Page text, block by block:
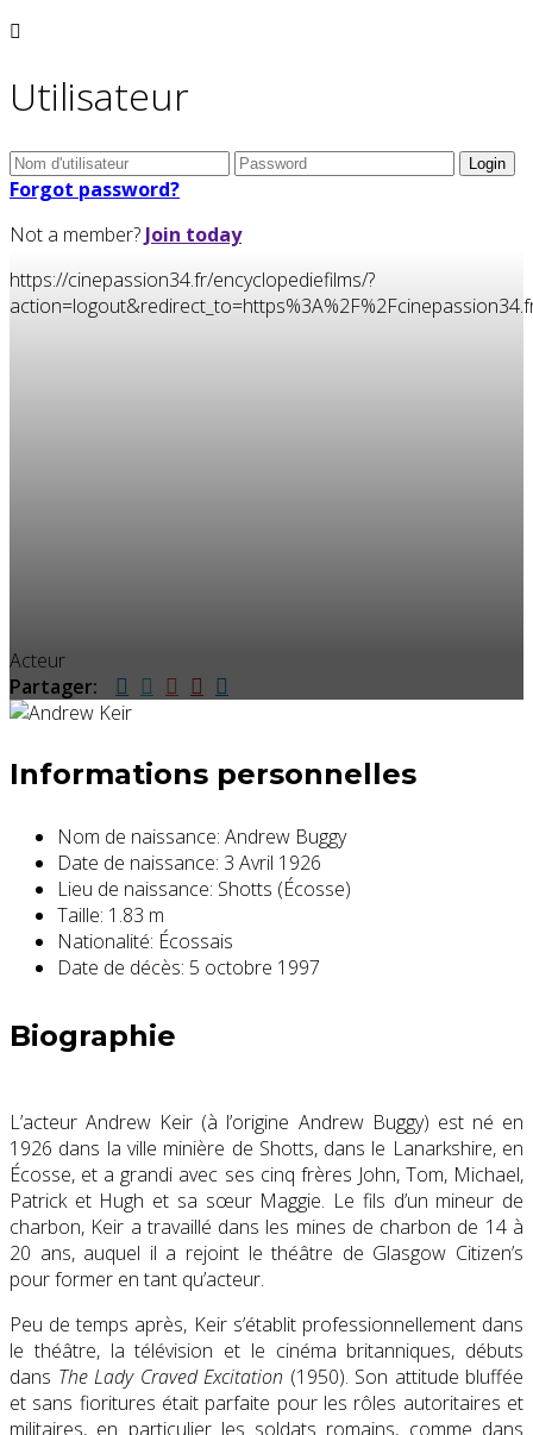
Utilisateur
Forgot password?
Not a member? Join today
https://cinepassion34.fr/encyclopediefilms/?
Acteur
Partager:
Informations personnelles
Nom de naissance: Andrew Buggy
Date de naissance: 3 Avril 1926
Lieu de naissance: Shotts (Écosse)
Taille: 1.83 m
Nationalité: Écossais
Date de décès: 5 octobre 1997
Biographie
L’acteur Andrew Keir (à l’origine Andrew Buggy) est né en
1926 dans la ville minière de Shotts, dans le Lanarkshire, en
Écosse, et a grandi avec ses cinq frères John, Tom, Michael,
Patrick et Hugh et sa sœur Maggie. Le fils d’un mineur de
charbon, Keir a travaillé dans les mines de charbon de 14 à
20 ans, auquel il a rejoint le théâtre de Glasgow Citizen’s
pour former en tant qu’acteur.
Peu de temps après, Keir s’établit professionnellement dans
le théâtre, la télévision et le cinéma britanniques, débuts
dans The Lady Craved Excitation (1950). Son attitude bluffée
et sans fioritures était parfaite pour les rôles autoritaires et
militaires, en particulier les soldats romains, comme dans